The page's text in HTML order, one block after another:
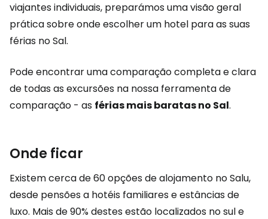
viajantes individuais, preparámos uma visão geral
prática sobre onde escolher um hotel para as suas
férias no Sal.
Pode encontrar uma comparação completa e clara
de todas as excursões na nossa ferramenta de
comparação - as férias mais baratas no Sal.
Onde ficar
Existem cerca de 60 opções de alojamento no Salu,
desde pensões a hotéis familiares e estâncias de
luxo. Mais de 90% destes estão localizados no sul e